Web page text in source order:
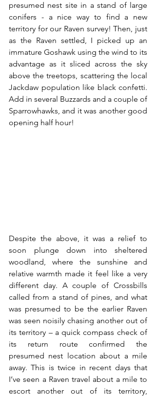
presumed nest site in a stand of large
conifers - a nice way to find a new
territory for our Raven survey! Then, just
as the Raven settled, I picked up an
immature Goshawk using the wind to its
advantage as it sliced across the sky
above the treetops, scattering the local
Jackdaw population like black confetti.
Add in several Buzzards and a couple of
Sparrowhawks, and it was another good
opening half hour!
Despite the above, it was a relief to
soon plunge down into sheltered
woodland, where the sunshine and
relative warmth made it feel like a very
different day. A couple of Crossbills
called from a stand of pines, and what
was presumed to be the earlier Raven
was seen noisily chasing another out of
its territory – a quick compass check of
its return route confirmed the
presumed nest location about a mile
away. This is twice in recent days that
I’ve seen a Raven travel about a mile to
escort another out of its territory,